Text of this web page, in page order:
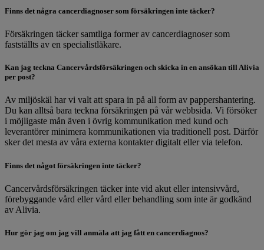
Finns det några cancerdiagnoser som försäkringen inte täcker?
Försäkringen täcker samtliga former av cancerdiagnoser som
fastställts av en specialistläkare.
Kan jag teckna Cancervårdsförsäkringen och skicka in en ansökan till Alivia
per post?
Av miljöskäl har vi valt att spara in på all form av pappershantering.
Du kan alltså bara teckna försäkringen på vår webbsida. Vi försöker
i möjligaste mån även i övrig kommunikation med kund och
leverantörer minimera kommunikationen via traditionell post. Därför
sker det mesta av våra externa kontakter digitalt eller via telefon.
Finns det något försäkringen inte täcker?
Cancervårdsförsäkringen täcker inte vid akut eller intensivvård,
förebyggande vård eller vård eller behandling som inte är godkänd
av Alivia.
Hur gör jag om jag vill anmäla att jag fått en cancerdiagnos?